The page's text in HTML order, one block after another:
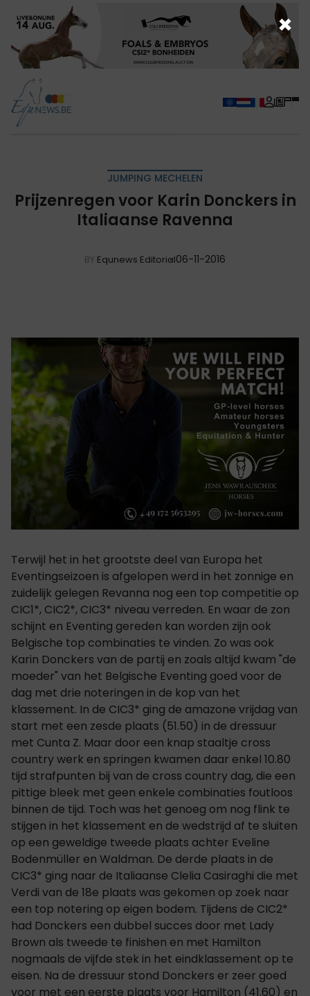
JUMPING MECHELEN
Prijzenregen voor Karin Donckers in
Italiaanse Ravenna
BY Equnews Editorial06-11-2016
Terwijl het in het grootste deel van Europa het
Eventingseizoen is afgelopen werd in het zonnige en
zuidelijk gelegen Revanna nog een top competitie op
CIC1*, CIC2*, CIC3* niveau verreden. En waar de zon
schijnt en Eventing gereden kan worden zijn ook
Belgische top combinaties te vinden. Zo was ook
Karin Donckers van de partij en zoals altijd kwam "de
moeder" van het Belgische Eventing goed voor de
dag met drie noteringen in de kop van het
klassement. In de CIC3* ging de amazone vrijdag van
start met een zesde plaats (51.50) in de dressuur
met Cunta Z. Maar door een knap staaltje cross
country werk en springen kwamen daar enkel 10.80
tijd strafpunten bij van de cross country dag, die een
pittige bleek met geen enkele combinaties foutloos
binnen de tijd. Toch was het genoeg om nog flink te
stijgen in het klassement en de wedstrijd af te sluiten
op een geweldige tweede plaats achter Eveline
Bodenmüller en Waldman. De derde plaats in de
CIC3* ging naar de Italiaanse Clelia Casiraghi die met
Verdi van de 18e plaats was gekomen op zoek naar
een top notering op eigen bodem. Tijdens de CIC2*
had Donckers een dubbel succes door met Lady
Brown als tweede te finishen en met Hamilton
nogmaals de vijfde stek in het eindklassement op te
eisen. Na de dressuur stond Donckers er zeer goed
voor met een eerste plaats voor Hamilton (41.60) en
×